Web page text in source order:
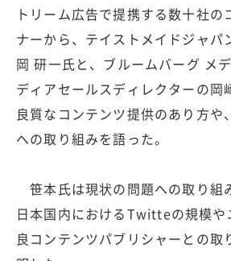
トリーム広告で提携する数十社の
ナーから、テイストメイドジャパ
岡 研一氏と、ブルームバーグ メ
ディアセールスディレクターの岡
良質なコンテンツ提供のあり方や
への取り組みを語った。
笹本氏は現状の問題への取り組
日本国内におけるTwitteの規模や
良コンテンツパブリシャーとの取